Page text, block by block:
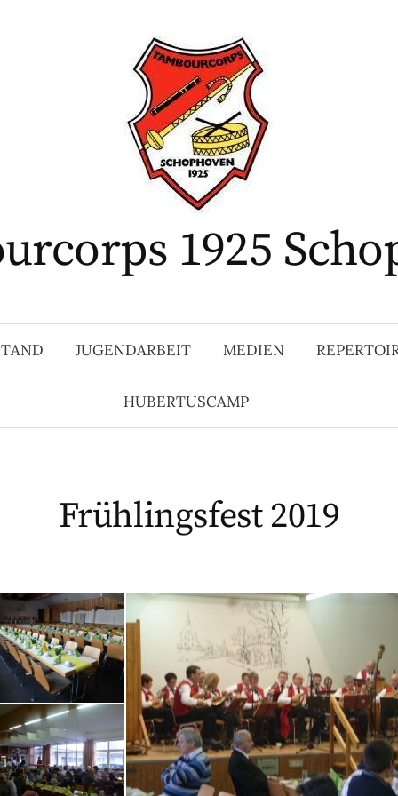
1925
JUGENDARBEIT MEDIEN
HUBERTUSCAMP
Frühlingsfest 2019